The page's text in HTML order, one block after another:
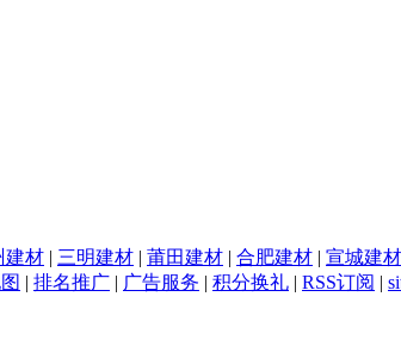
建材 | 三明建材 | 莆田建材 | 合肥建材 | 宣城建材
| 排名推广 | 广告服务 | 积分换礼 | RSS订阅 |